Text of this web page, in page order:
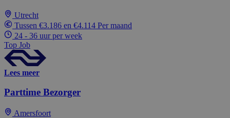
Utrecht
Tussen €3.186 en €4.114 Per maand
24 - 36 uur per week
Top Job
Lees meer
Parttime Bezorger
Amersfoort